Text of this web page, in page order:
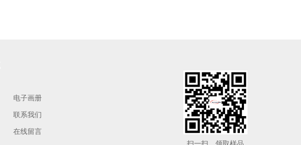
电子画册
联系我们
在线留言